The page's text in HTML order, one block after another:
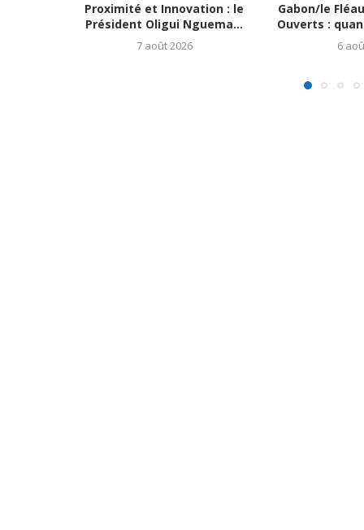
Proximité et Innovation : le
Président Oligui Nguema...
7 août 2026
Gabon/le
Ouverts :
6